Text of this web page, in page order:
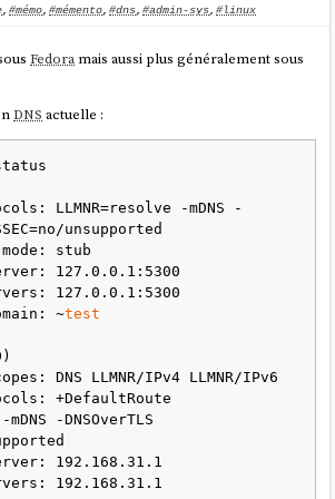
csd.conf:
resolvectl query
:https://gist.github.com/stephane-
systemd-resolved-log-L11
la ligne 11 contient :
IN A
miss
du hostname ?
resolvedde stocker en cache la résolution de
par le serveur DNS
pourquoi il fait cela alors qu'il est configuré
se terminent par
.csd
, #mémo, #mémento, #dns, #admin-sys, #linux
Fedora mais aussi plus généralement sous
DNSactuelle :
unsupported
127.0.0.1:5300
Domain: ~
test
-DNSOverTLS
192.168.31.1